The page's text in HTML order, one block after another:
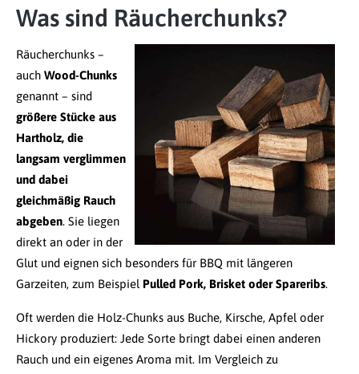
Was sind Räucherchunks?
Räucherchunks –
auch Wood-Chunks
genannt – sind
größere Stücke aus
Hartholz, die
langsam verglimmen
und dabei
gleichmäßig Rauch
abgeben. Sie liegen
direkt an oder in der
Glut und eignen sich besonders für BBQ mit längeren
Garzeiten, zum Beispiel Pulled Pork, Brisket oder Spareribs.
Oft werden die Holz-Chunks aus Buche, Kirsche, Apfel oder
Hickory produziert: Jede Sorte bringt dabei einen anderen
Rauch und ein eigenes Aroma mit. Im Vergleich zu